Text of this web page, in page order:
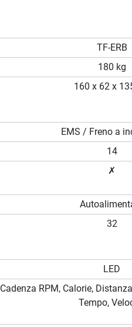
TF-ERB
180 kg
160 x 62 x
EMS / Freno a
14
✗
32
LED
Cadenza RPM, Calorie,
Tempo,